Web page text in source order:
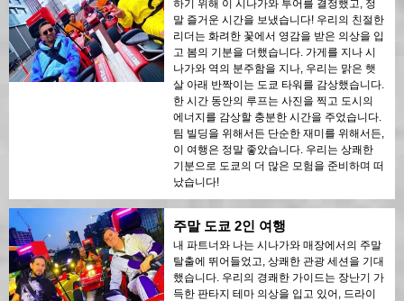
하기 위해 이 시나가와 투어를 결정했고, 정
말 즐거운 시간을 보냈습니다! 우리의 친절한
리더는 화려한 꽃에서 영감을 받은 의상을 입
고 봄의 기분을 더했습니다. 가게를 지나 시
나가와 역의 분주함을 지나, 우리는 맑은 햇
살 아래 반짝이는 도쿄 타워를 감상했습니다.
한 시간 동안의 루프는 사진을 찍고 도시의
에너지를 감상할 충분한 시간을 주었습니다.
팀 빌딩을 위해서든 단순한 재미를 위해서든,
이 여행은 정말 좋았습니다. 우리는 상쾌한
기분으로 도쿄의 더 많은 모험을 준비하며 떠
났습니다!
주말 도쿄 2인 여행
내 파트너와 나는 시나가와 매장에서의 주말
탈출에 뛰어들었고, 상쾌한 관광 세션을 기대
했습니다. 우리의 경쾌한 가이드는 장난기 가
득한 판타지 테마 의상을 입고 있어, 드라이